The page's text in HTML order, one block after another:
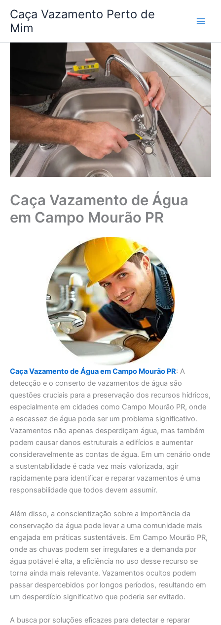
para
conteúdo
Caça Vazamento Perto de
Mim
Caça Vazamento de Água
em Campo Mourão PR
Caça Vazamento de Água em Campo Mourão PR: A
detecção e o conserto de vazamentos de água são
questões cruciais para a preservação dos recursos hídricos,
especialmente em cidades como Campo Mourão PR, onde
a escassez de água pode ser um problema significativo.
Vazamentos não apenas desperdiçam água, mas também
podem causar danos estruturais a edifícios e aumentar
consideravelmente as contas de água. Em um cenário onde
a sustentabilidade é cada vez mais valorizada, agir
rapidamente para identificar e reparar vazamentos é uma
responsabilidade que todos devem assumir.
Além disso, a conscientização sobre a importância da
conservação da água pode levar a uma comunidade mais
engajada em práticas sustentáveis. Em Campo Mourão PR,
onde as chuvas podem ser irregulares e a demanda por
água potável é alta, a eficiência no uso desse recurso se
torna ainda mais relevante. Vazamentos ocultos podem
passar despercebidos por longos períodos, resultando em
um desperdício significativo que poderia ser evitado.
A busca por soluções eficazes para detectar e reparar